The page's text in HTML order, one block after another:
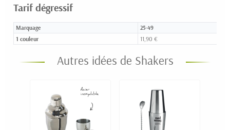
Tarif dégressif
Marquage 25-49
1 couleur 11,90 €
Autres idées de Shakers